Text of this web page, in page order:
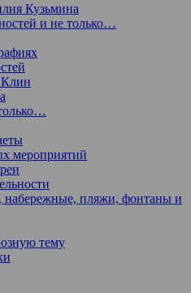
Кузьмина
и не только…
мероприятий
набережные, пляжи, фонтаны и
тему